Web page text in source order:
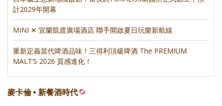
計2029年開幕
MINI ✕ 宜蘭凱渡廣場酒店 聯手開啟夏日玩樂新航線
重新定義當代啤酒品味！三得利頂級啤酒 The PREMIUM
MALT’S 2026 質感進化！
麥卡倫 • 新餐酒時代